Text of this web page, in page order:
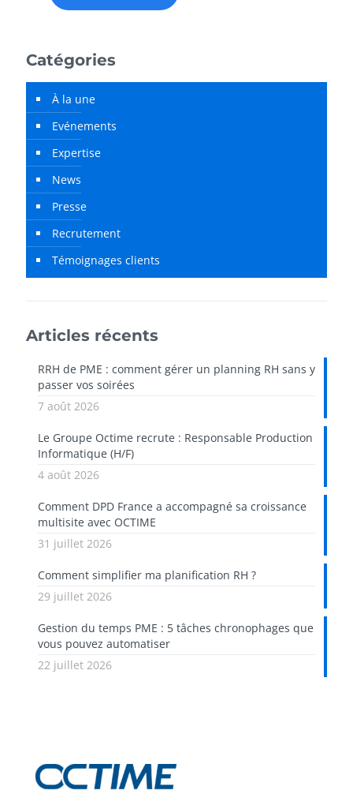
Catégories
À la une
Evénements
Expertise
News
Presse
Recrutement
Témoignages clients
Articles récents
RRH de PME : comment gérer un planning RH sans y
passer vos soirées
7 août 2026
Le Groupe Octime recrute : Responsable Production
Informatique (H/F)
4 août 2026
Comment DPD France a accompagné sa croissance
multisite avec OCTIME
31 juillet 2026
Comment simplifier ma planification RH ?
29 juillet 2026
Gestion du temps PME : 5 tâches chronophages que
vous pouvez automatiser
22 juillet 2026